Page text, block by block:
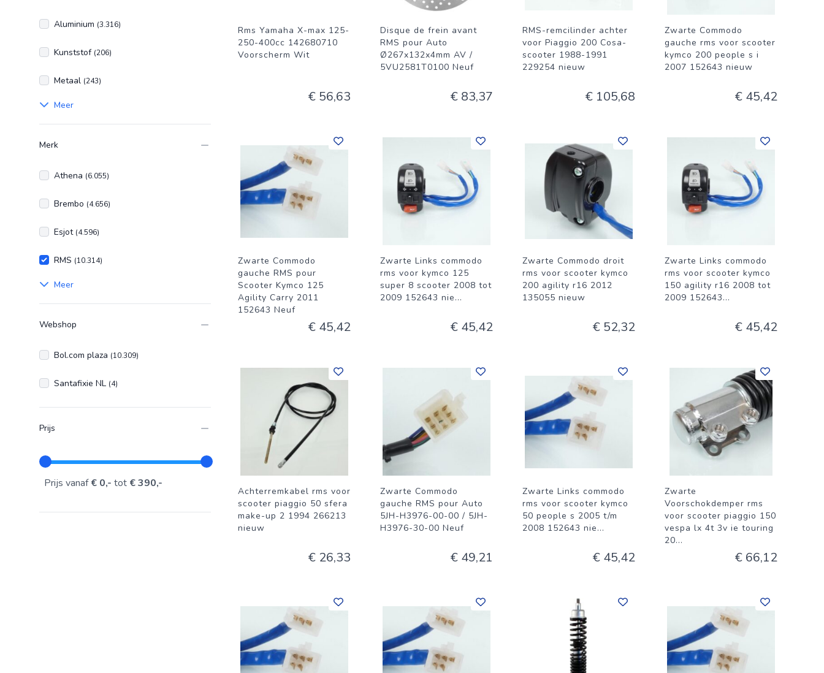
Aluminium (3.316)
Kunststof (206)
Metaal (243)
Meer
Merk
Athena (6.055)
Brembo (4.656)
Esjot (4.596)
RMS (10.314)
Meer
Webshop
Bol.com plaza (10.309)
Santafixie NL (4)
Prijs
Prijs vanaf€ 0,- tot € 390,-
Rms Yamaha X-max 125-
250-400cc 142680710
Voorscherm Wit
€ 56,63
Disque de frein avant
RMS pour Auto
Ø267x132x4mm AV /
5VU2581T0100 Neuf
€ 83,37
RMS-remcilinder achter
voor Piaggio 200 Cosa-
scooter 1988-1991
229254 nieuw
€ 105,68
Zwarte Commodo
gauche rms voor scooter
kymco 200 people s i
2007 152643 nieuw
€ 45,42
Zwarte Commodo
gauche RMS pour
Scooter Kymco 125
Agility Carry 2011
152643 Neuf
€ 45,42
Zwarte Links commodo
rms voor kymco 125
super 8 scooter 2008 tot
2009 152643 nie...
€ 45,42
Zwarte Commodo droit
rms voor scooter kymco
200 agility r16 2012
135055 nieuw
€ 52,32
Zwarte Links commodo
rms voor scooter kymco
150 agility r16 2008 tot
2009 152643...
€ 45,42
Achterremkabel rms voor
scooter piaggio 50 sfera
make-up 2 1994 266213
nieuw
€ 26,33
Zwarte Commodo
gauche RMS pour Auto
5JH-H3976-00-00 / 5JH-
H3976-30-00 Neuf
€ 49,21
Zwarte Links commodo
rms voor scooter kymco
50 people s 2005 t/m
2008 152643 nie...
€ 45,42
Zwarte
Voorschokdemper rms
voor scooter piaggio 150
vespa lx 4t 3v ie touring
20...
€ 66,12